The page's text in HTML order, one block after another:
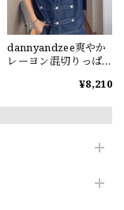
dannyandzee爽やか
レーヨン混切りっぱ
¥8,210